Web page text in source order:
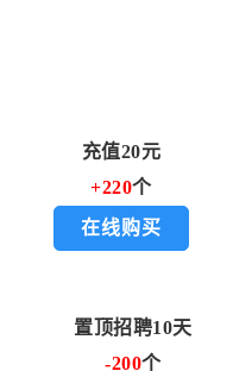
充值20元
+220个
在线购买
置顶招聘10天
-200个